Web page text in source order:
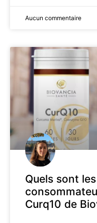
Aucun commentaire
Quels sont
Curq10 de